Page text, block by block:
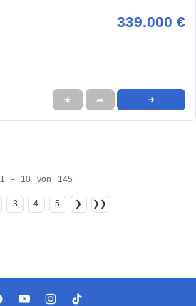
339.000 €
★ ➦ ➜
1 - 10 von 145
3 4 5 ❯ ❯❯